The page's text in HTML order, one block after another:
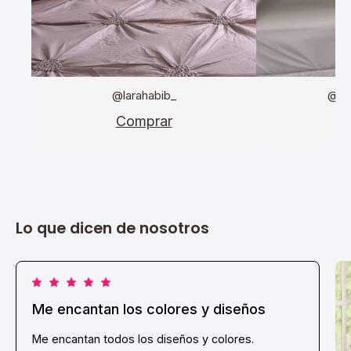
@larahabib_
Comprar
Lo que dicen de nosotros
Me encantan los colores y diseños
Me encantan todos los diseños y colores.